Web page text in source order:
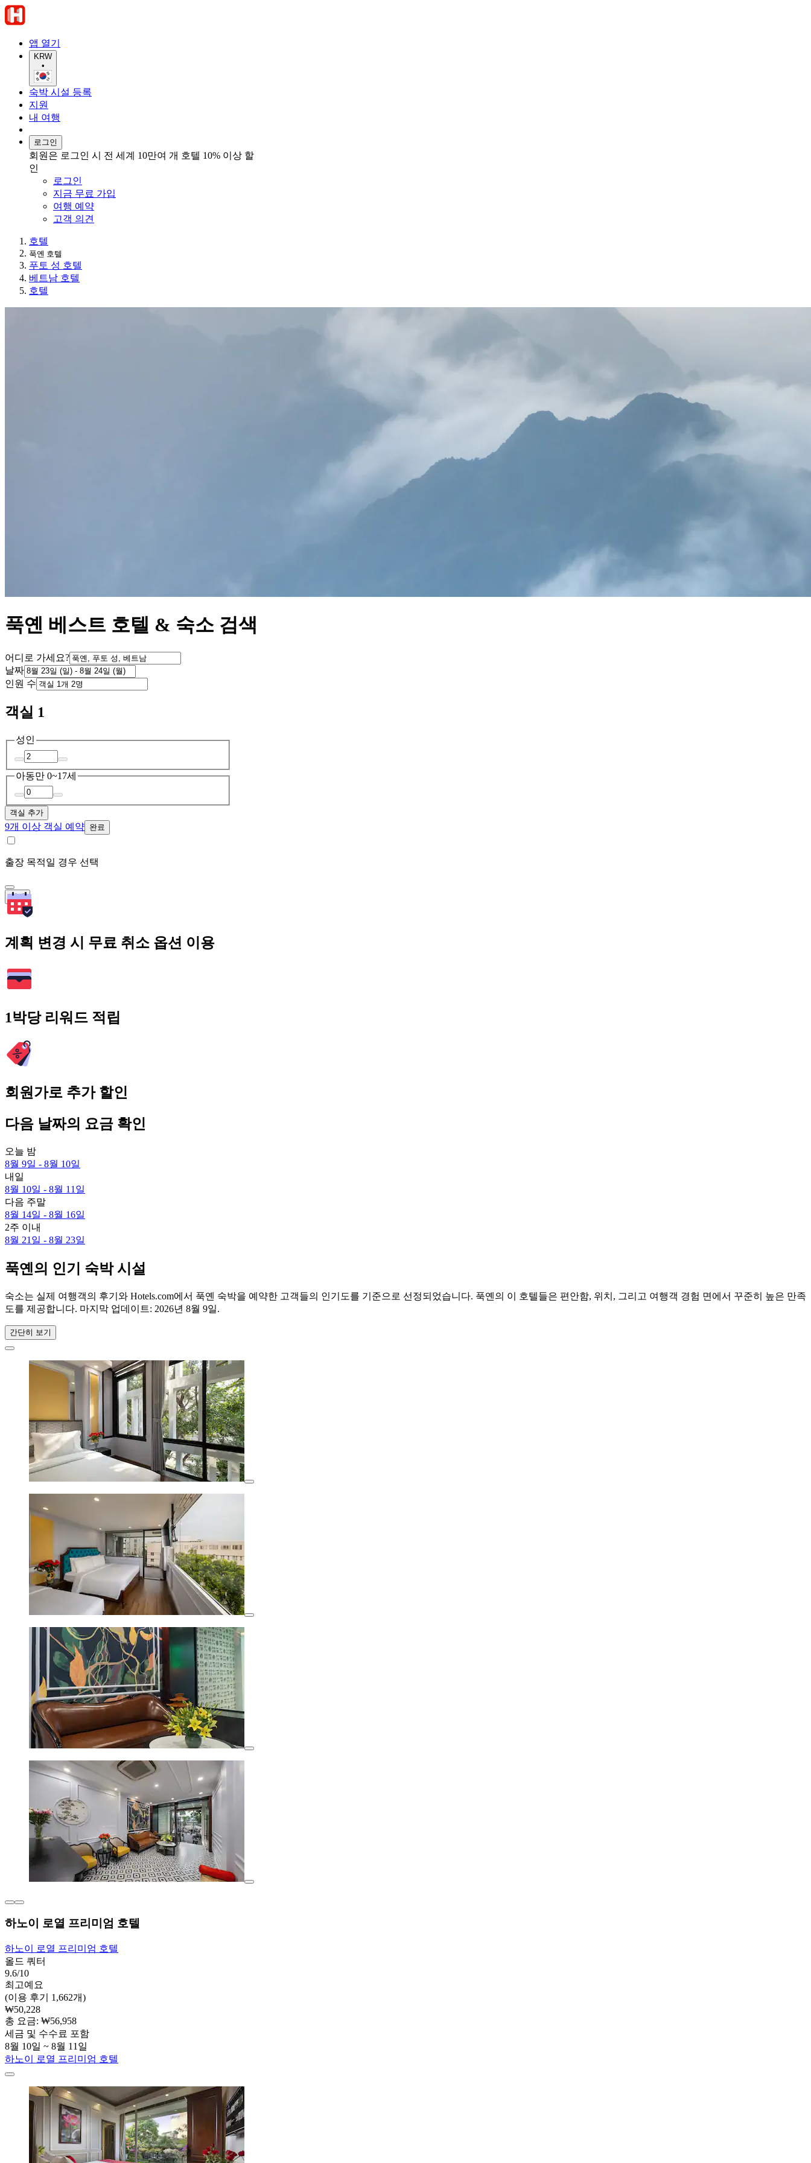
앱 열기
KRW
•
숙박 시설 등록
지원
내 여행
로그인
회원은 로그인 시 전 세계 10만여 개 호텔 10% 이상 할
인
로그인
지금 무료 가입
여행 예약
고객 의견
호텔
푹옌 호텔
푸토 성 호텔
베트남 호텔
호텔
푹옌 베스트 호텔 & 숙소 검색
어디로 가세요?
날짜
인원 수
객실 1
성인
아동만 0~17세
객실 추가
9개 이상 객실 예약 완료
출장 목적일 경우 선택
검색
계획 변경 시 무료 취소 옵션 이용
1박당 리워드 적립
회원가로 추가 할인
다음 날짜의 요금 확인
오늘 밤
8월 9일 - 8월 10일
내일
8월 10일 - 8월 11일
다음 주말
8월 14일 - 8월 16일
2주 이내
8월 21일 - 8월 23일
푹옌의 인기 숙박 시설
숙소는 실제 여행객의 후기와 Hotels.com에서 푹옌 숙박을 예약한 고객들의 인기도를 기준으로 선정되었습니다. 푹옌의 이 호텔들은 편안함, 위치, 그리고 여행객 경험 면에서 꾸준히 높은 만족
도를 제공합니다. 마지막 업데이트: 2026년 8월 9일.
간단히 보기
하노이 로열 프리미엄 호텔
하노이 로열 프리미엄 호텔
올드 쿼터
9.6/10
최고예요
(이용 후기 1,662개)
₩50,228
총 요금: ₩56,958
세금 및 수수료 포함
8월 10일 ~ 8월 11일
하노이 로열 프리미엄 호텔